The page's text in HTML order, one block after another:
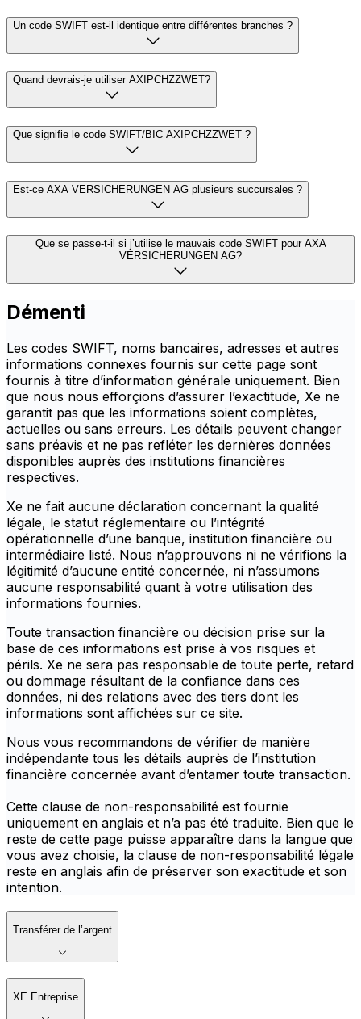
Un code SWIFT est-il identique entre différentes branches ?
Quand devrais-je utiliser AXIPCHZZWET?
Que signifie le code SWIFT/BIC AXIPCHZZWET ?
Est-ce AXA VERSICHERUNGEN AG plusieurs succursales ?
Que se passe-t-il si j’utilise le mauvais code SWIFT pour AXA
VERSICHERUNGEN AG?
Démenti
Les codes SWIFT, noms bancaires, adresses et autres
informations connexes fournis sur cette page sont
fournis à titre d’information générale uniquement. Bien
que nous nous efforçions d’assurer l’exactitude, Xe ne
garantit pas que les informations soient complètes,
actuelles ou sans erreurs. Les détails peuvent changer
sans préavis et ne pas refléter les dernières données
disponibles auprès des institutions financières
respectives.
Xe ne fait aucune déclaration concernant la qualité
légale, le statut réglementaire ou l’intégrité
opérationnelle d’une banque, institution financière ou
intermédiaire listé. Nous n’approuvons ni ne vérifions la
légitimité d’aucune entité concernée, ni n’assumons
aucune responsabilité quant à votre utilisation des
informations fournies.
Toute transaction financière ou décision prise sur la
base de ces informations est prise à vos risques et
périls. Xe ne sera pas responsable de toute perte, retard
ou dommage résultant de la confiance dans ces
données, ni des relations avec des tiers dont les
informations sont affichées sur ce site.
Nous vous recommandons de vérifier de manière
indépendante tous les détails auprès de l’institution
financière concernée avant d’entamer toute transaction.
Cette clause de non-responsabilité est fournie
uniquement en anglais et n’a pas été traduite. Bien que le
reste de cette page puisse apparaître dans la langue que
vous avez choisie, la clause de non-responsabilité légale
reste en anglais afin de préserver son exactitude et son
intention.
Transférer de l’argent
XE Entreprise